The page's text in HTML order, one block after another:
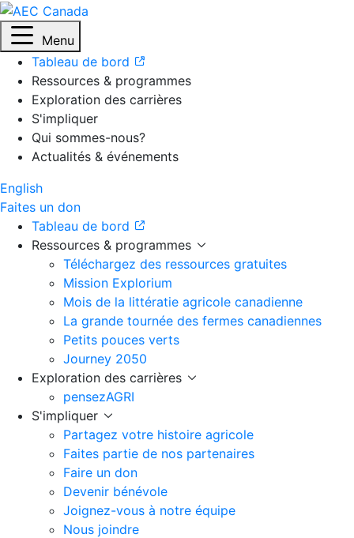
Menu
Tableau de bord
Ressources & programmes
Exploration des carrières
S'impliquer
Qui sommes-nous?
Actualités & événements
English
Faites un don
Tableau de bord
Ressources & programmes
Téléchargez des ressources gratuites
Mission Explorium
Mois de la littératie agricole canadienne
La grande tournée des fermes canadiennes
Petits pouces verts
Journey 2050
Exploration des carrières
pensezAGRI
S'impliquer
Partagez votre histoire agricole
Faites partie de nos partenaires
Faire un don
Devenir bénévole
Joignez-vous à notre équipe
Nous joindre